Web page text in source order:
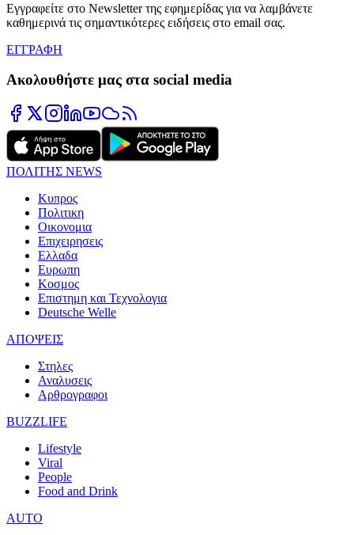
Εγγραφείτε στο Newsletter της εφημερίδας για να λαμβάνετε
καθημερινά τις σημαντικότερες ειδήσεις στο email σας.
ΕΓΓΡΑΦΗ
Ακολουθήστε μας στα social media
ΠΟΛΙΤΗΣ NEWS
Κυπρος
Πολιτικη
Οικονομια
Επιχειρησεις
Ελλαδα
Ευρωπη
Κοσμος
Επιστημη και Τεχνολογια
Deutsche Welle
ΑΠΟΨΕΙΣ
Στηλες
Αναλυσεις
Αρθρογραφοι
BUZZLIFE
Lifestyle
Viral
People
Food and Drink
AUTO